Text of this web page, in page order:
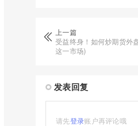
上一篇
受益终身！如何炒期货外
这一市场)
发表回复
请先登录账户再评论哦